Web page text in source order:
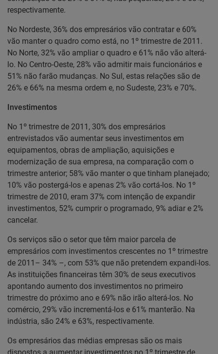
respectivamente.
No Nordeste, 36% dos empresários vão contratar e 60%
vão manter o quadro como está, no 1º trimestre de 2011.
No Norte, 32% vão ampliar o quadro e 61% não vão alterá-
lo. No Centro-Oeste, 28% vão admitir mais funcionários e
51% não farão mudanças. No Sul, estas relações são de
26% e 66% na mesma ordem e, no Sudeste, 23% e 70%.
Investimentos
No 1º trimestre de 2011, 30% dos empresários
entrevistados vão aumentar seus investimentos em
equipamentos, obras de ampliação, aquisições e
modernização de sua empresa, na comparação com o
trimestre anterior; 58% vão manter o que tinham planejado;
10% vão postergá-los e apenas 2% vão cortá-los. No 1º
trimestre de 2010, eram 37% com intenção de expandir
investimentos, 52% cumprir o programado, 9% adiar e 2%
cancelar.
Os serviços são o setor que têm maior parcela de
empresários com investimentos crescentes no 1º trimestre
de 2011– 34% –, com 53% que não pretendem expandi-los.
As instituições financeiras têm 30% de seus executivos
apontando aumento dos investimentos no primeiro
trimestre do próximo ano e 69% não irão alterá-los. No
comércio, 29% vão incrementá-los e 61% manterão. Na
indústria, são 24% e 63%, respectivamente.
Os empresários das médias empresas são os mais